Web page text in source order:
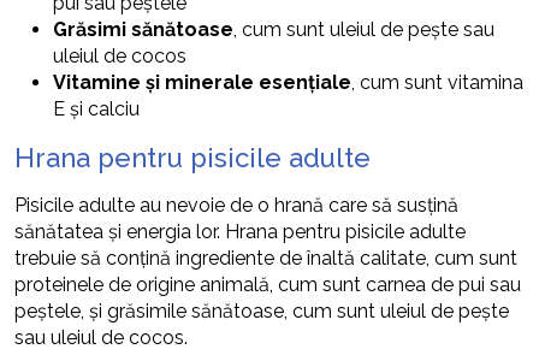
Grăsimi sănătoase , cum sunt uleiul de pește sau
uleiul de cocos
Vitamine și minerale esențiale , cum sunt vitamina
E și calciu
Hrana pentru pisicile adulte
Pisicile adulte au nevoie de o hrană care să susțină
sănătatea și energia lor. Hrana pentru pisicile adulte
trebuie să conțină ingrediente de înaltă calitate, cum sunt
proteinele de origine animală, cum sunt carnea de pui sau
peștele, și grăsimile sănătoase, cum sunt uleiul de pește
sau uleiul de cocos.